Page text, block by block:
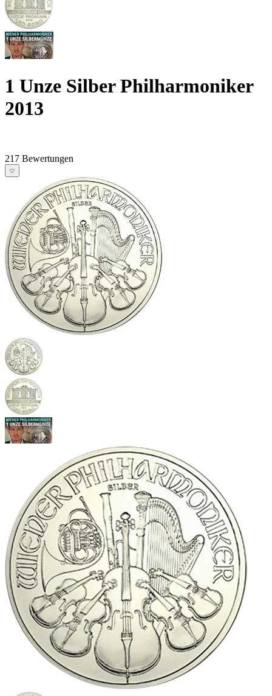
1 Unze Silber Philharmoniker
2013
217 Bewertungen